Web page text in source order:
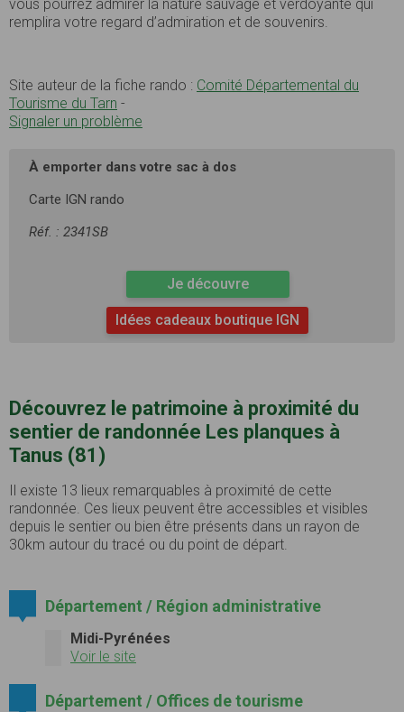
vous pourrez admirer la nature sauvage et verdoyante qui
remplira votre regard d’admiration et de souvenirs.
Site auteur de la fiche rando : Comité Départemental du
Tourisme du Tarn -
Signaler un problème
À emporter dans votre sac à dos
Carte IGN rando
Réf. : 2341SB
Je découvre
Idées cadeaux boutique IGN
Découvrez le patrimoine à proximité du
sentier de randonnée Les planques à
Tanus (81)
Il existe 13 lieux remarquables à proximité de cette
randonnée. Ces lieux peuvent être accessibles et visibles
depuis le sentier ou bien être présents dans un rayon de
30km autour du tracé ou du point de départ.
Département / Région administrative
Midi-Pyrénées
Voir le site
Département / Offices de tourisme